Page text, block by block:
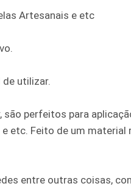
Artesanais e etc
utilizar.
perfeitos para
etc. Feito de um
entre outras coisas,